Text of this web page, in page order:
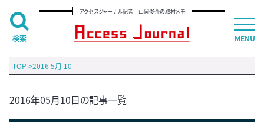
アクセスジャーナル記者 山岡俊介の取材メモ
TOP >2016 5月 10
2016年05月10日の記事一覧
MENU
検索